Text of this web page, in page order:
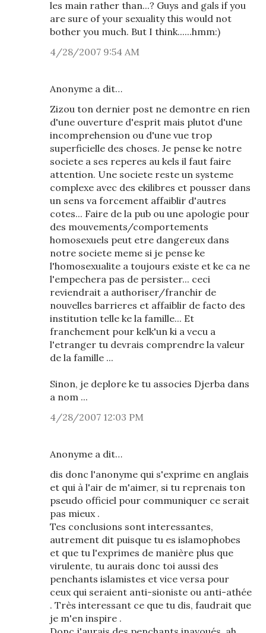
les main rather than...? Guys and gals if you
are sure of your sexuality this would not
bother you much. But I think......hmm:)
4/28/2007 9:54 AM
Anonyme a dit…
Zizou ton dernier post ne demontre en rien
d'une ouverture d'esprit mais plutot d'une
incomprehension ou d'une vue trop
superficielle des choses. Je pense ke notre
societe a ses reperes au kels il faut faire
attention. Une societe reste un systeme
complexe avec des ekilibres et pousser dans
un sens va forcement affaiblir d'autres
cotes... Faire de la pub ou une apologie pour
des mouvements/comportements
homosexuels peut etre dangereux dans
notre societe meme si je pense ke
l'homosexualite a toujours existe et ke ca ne
l'empechera pas de persister... ceci
reviendrait a authoriser/franchir de
nouvelles barrieres et affaiblir de facto des
institution telle ke la famille... Et
franchement pour kelk'un ki a vecu a
l'etranger tu devrais comprendre la valeur
de la famille ...
Sinon, je deplore ke tu associes Djerba dans
a nom ...
4/28/2007 12:03 PM
Anonyme a dit…
dis donc l'anonyme qui s'exprime en anglais
et qui à l'air de m'aimer, si tu reprenais ton
pseudo officiel pour communiquer ce serait
pas mieux .
Tes conclusions sont interessantes,
autrement dit puisque tu es islamophobes
et que tu l'exprimes de manière plus que
virulente, tu aurais donc toi aussi des
penchants islamistes et vice versa pour
ceux qui seraient anti-sioniste ou anti-athée
. Très interessant ce que tu dis, faudrait que
je m'en inspire .